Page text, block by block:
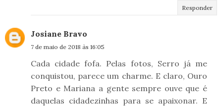
Responder
Josiane Bravo
7 de maio de 2018 às 16:05
Cada cidade fofa. Pelas fotos, Serro já me
conquistou, parece um charme. E claro, Ouro
Preto e Mariana a gente sempre ouve que é
daquelas cidadezinhas para se apaixonar. E